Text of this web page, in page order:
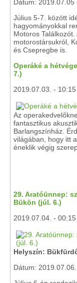
Dátum: 2019.07.05
Július 5-7. között
hagyományokkal
Motoros
motorostársukról,
és Csepregbe is.
Operáké a
7.)
2019.07.03. - 10:15
Az
fantasztikus
Barlangszínház.
világában, hogy itt
éneklik végig
29. Aratóünnep:
Bükön (júl. 6.)
2019.07.04. - 00:15
Helyszín:
Dátum: 2019.07.06.